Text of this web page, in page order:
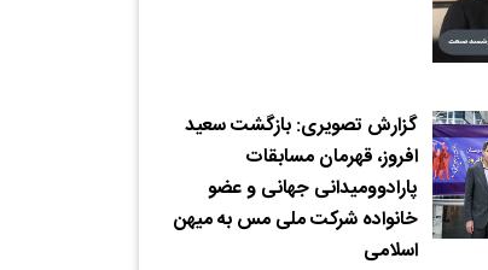
گزارش تصویری: بازگشت سعید
افروز، قهرمان مسابقات
پارادوومیدانی جهانی و عضو
خانواده شرکت ملی مس به میهن
اسلامی